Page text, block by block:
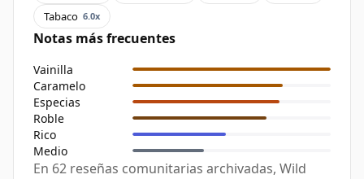
Tabaco 6.0x
Notas más frecuentes
Vainilla
Caramelo
Especias
Roble
Rico
Medio
En 62 reseñas comunitarias archivadas, Wild